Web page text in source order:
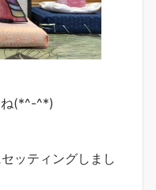
(*^-^*)
ッティングしまし